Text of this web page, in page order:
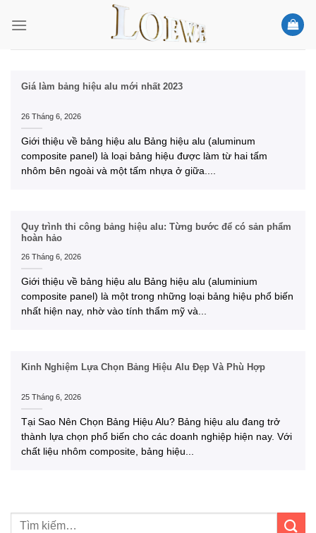
Giá làm bảng hiệu alu mới nhất 2023
26 Tháng 6, 2026
Giới thiệu về bảng hiệu alu Bảng hiệu alu (aluminum
composite panel) là loại bảng hiệu được làm từ hai tấm
nhôm bên ngoài và một tấm nhựa ở giữa....
Quy trình thi công bảng hiệu alu: Từng bước để có sản phẩm
hoàn hảo
26 Tháng 6, 2026
Giới thiệu về bảng hiệu alu Bảng hiệu alu (aluminium
composite panel) là một trong những loại bảng hiệu phổ biến
nhất hiện nay, nhờ vào tính thẩm mỹ và...
Kinh Nghiệm Lựa Chọn Bảng Hiệu Alu Đẹp Và Phù Hợp
25 Tháng 6, 2026
Tại Sao Nên Chọn Bảng Hiệu Alu? Bảng hiệu alu đang trở
thành lựa chọn phổ biến cho các doanh nghiệp hiện nay. Với
chất liệu nhôm composite, bảng hiệu...